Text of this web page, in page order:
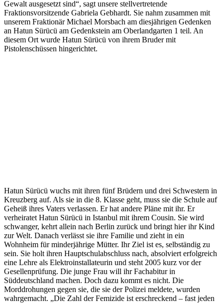
Gewalt ausgesetzt sind“, sagt unsere stellvertretende
Fraktionsvorsitzende Gabriela Gebhardt. Sie nahm zusammen mit
unserem Fraktionär Michael Morsbach am diesjährigen Gedenken
an Hatun Sürücü am Gedenkstein am Oberlandgarten 1 teil. An
diesem Ort wurde Hatun Sürücü von ihrem Bruder mit
Pistolenschüssen hingerichtet.
Hatun Sürücü wuchs mit ihren fünf Brüdern und drei Schwestern in
Kreuzberg auf. Als sie in die 8. Klasse geht, muss sie die Schule auf
Geheiß ihres Vaters verlassen. Er hat andere Pläne mit ihr. Er
verheiratet Hatun Sürücü in Istanbul mit ihrem Cousin. Sie wird
schwanger, kehrt allein nach Berlin zurück und bringt hier ihr Kind
zur Welt. Danach verlässt sie ihre Familie und zieht in ein
Wohnheim für minderjährige Mütter. Ihr Ziel ist es, selbständig zu
sein. Sie holt ihren Hauptschulabschluss nach, absolviert erfolgreich
eine Lehre als Elektroinstallateurin und steht 2005 kurz vor der
Gesellenprüfung. Die junge Frau will ihr Fachabitur in
Süddeutschland machen. Doch dazu kommt es nicht. Die
Morddrohungen gegen sie, die sie der Polizei meldete, wurden
wahrgemacht. „Die Zahl der Femizide ist erschreckend – fast jeden